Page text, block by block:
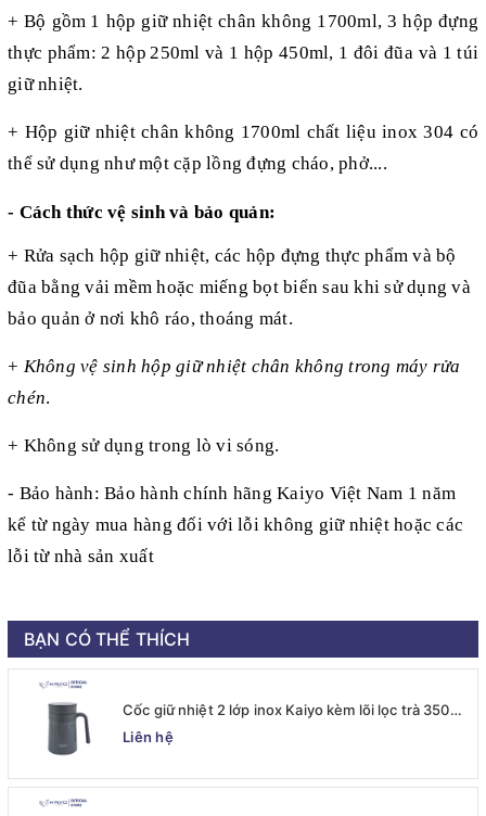
+ Bộ gồm 1 hộp giữ nhiệt chân không 1700ml,3hộp đựng
thực phẩm:2 hộp 250ml và 1 hộp 450ml, 1 đôi đũa và 1 túi
giữ nhiệt.
+ Hộp giữ nhiệt chân không 1700ml chất liệu inox 304 có
thể sử dụng như một cặp lồng đựng cháo, phở....
- Cách thức vệ sinh và bảo quản:
+ Rửa sạch hộp giữ nhiệt, các hộp đựng thực phẩm và bộ
đũa bằng vải mềm hoặc miếng bọt biển sau khi sử dụng và
bảo quản ở nơi khô ráo, thoáng mát.
+ Không vệ sinh hộp giữ nhiệt chân không trong máy rửa
chén.
+ Không sử dụng trong lò vi sóng.
- Bảo hành: Bảo hành chính hãng Kaiyo Việt Nam 1 năm
kể từ ngày mua hàng đối với lỗi không giữ nhiệt hoặc các
lỗi từ nhà sản xuất
BẠN CÓ THỂ THÍCH
Cốc giữ nhiệt 2 lớp inox Kaiyo kèm lõi lọc trà 350ml,
màu ghi [mã KTM-6667]
Liên hệ